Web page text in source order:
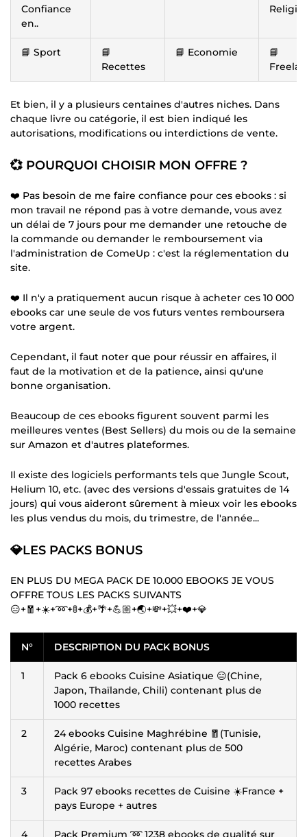
Confiance
en..
📘 Sport
📘
Recettes
📘 Economie
📘
Et bien, il y a plusieurs centaines d'autres niches. Dans
chaque livre ou catégorie, il est bien indiqué les
autorisations, modifications ou interdictions de vente.
💞 POURQUOI CHOISIR MON OFFRE ?
❤️ Pas besoin de me faire confiance pour ces ebooks : si
mon travail ne répond pas à votre demande, vous avez
un délai de 7 jours pour me demander une retouche de
la commande ou demander le remboursement via
l'administration de ComeUp : c'est la réglementation du
site.
❤️ Il n'y a pratiquement aucun risque à acheter ces 10 000
ebooks car une seule de vos futurs ventes remboursera
votre argent.
Cependant, il faut noter que pour réussir en affaires, il
faut de la motivation et de la patience, ainsi qu'une
bonne organisation.
Beaucoup de ces ebooks figurent souvent parmi les
meilleures ventes (Best Sellers) du mois ou de la semaine
sur Amazon et d'autres plateformes.
Il existe des logiciels performants tels que Jungle Scout,
Helium 10, etc. (avec des versions d'essais gratuites de 14
jours) qui vous aideront sûrement à mieux voir les ebooks
les plus vendus du mois, du trimestre, de l'année...
💎LES PACKS BONUS
EN PLUS DU MEGA PACK DE 10.000 EBOOKS JE VOUS
OFFRE TOUS LES PACKS SUIVANTS
😑+🧧+☀️+➿+🚦+💰+🌴+💪🏼+🌏+💸+💥+❤️+💎
N° DESCRIPTION DU PACK BONUS
1
Pack 6 ebooks Cuisine Asiatique 😑(Chine,
Japon, Thaïlande, Chili) contenant plus de
1000 recettes
2
24 ebooks Cuisine Maghrébine 🧧(Tunisie,
Algérie, Maroc) contenant plus de 500
recettes Arabes
3
Pack 97 ebooks recettes de Cuisine ☀️France +
pays Europe + autres
4
Pack Premium ➿ 1238 ebooks de qualité sur